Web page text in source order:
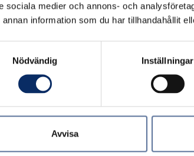
sociala medier och annons- och
annan information som du har tillhandahållit
Nödvändig
Inställningar
Avvisa
tittat på